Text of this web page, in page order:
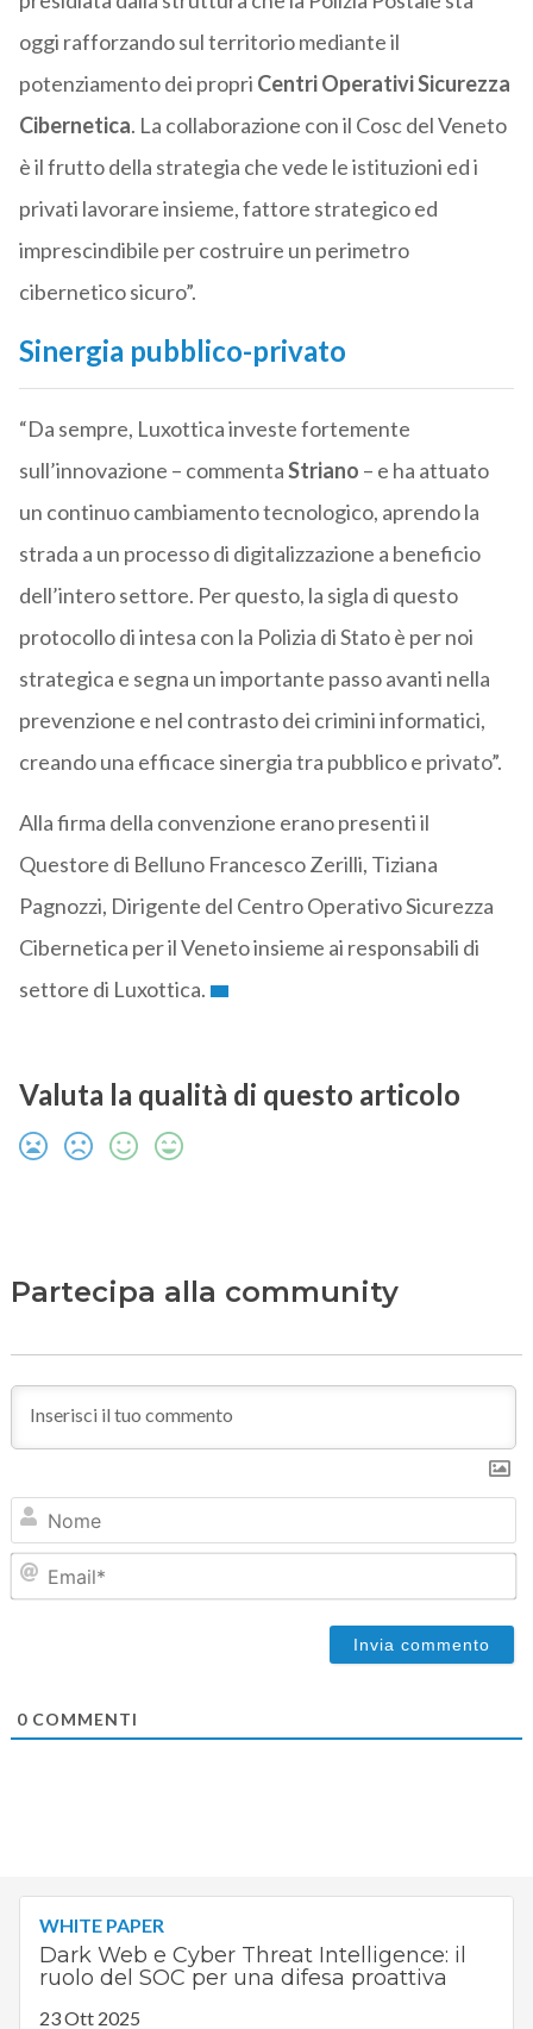
oggi rafforzando sul territorio mediante il
potenziamento dei propri Centri Operativi Sicurezza
Cibernetica. La collaborazione con il Cosc del Veneto
è il frutto della strategia che vede le istituzioni ed i
privati lavorare insieme, fattore strategico ed
imprescindibile per costruire un perimetro
cibernetico sicuro”.
Sinergia pubblico-privato
“Da sempre, Luxottica investe fortemente
sull’innovazione – commentaStriano – e ha attuato
un continuo cambiamento tecnologico, aprendo la
strada a un processo di digitalizzazione a beneficio
dell’intero settore. Per questo, la sigla di questo
protocollo di intesa con la Polizia di Stato è per noi
strategica e segna un importante passo avanti nella
prevenzione e nel contrasto dei crimini informatici,
creando una efficace sinergia tra pubblico e privato”.
Alla firma della convenzione erano presenti il
Questore di Belluno Francesco Zerilli, Tiziana
Pagnozzi, Dirigente del Centro Operativo Sicurezza
Cibernetica per il Veneto insieme ai responsabili di
settore di Luxottica.
Valuta la qualità di questo articolo
Partecipa alla community
0COMMENTI
WHITE PAPER
Dark Web e Cyber Threat Intelligence: il
ruolo del SOC per una difesa proattiva
23 Ott 2025